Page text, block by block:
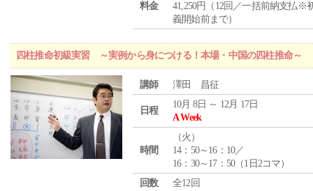
料金
41,250円（12回／一括前納支払※
義開始前まで）
四柱推命初級実習 ～実例から身につける！本場・中国の四柱推命～
講師 澤田 昌征
日程
10月 8日 ～ 12月 17日
A Week
時間
（火 ）
14：50～16：10／
16：30～17：50（1日2コマ）
回数
全12回